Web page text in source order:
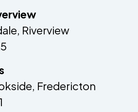
Riverview
Fredericton